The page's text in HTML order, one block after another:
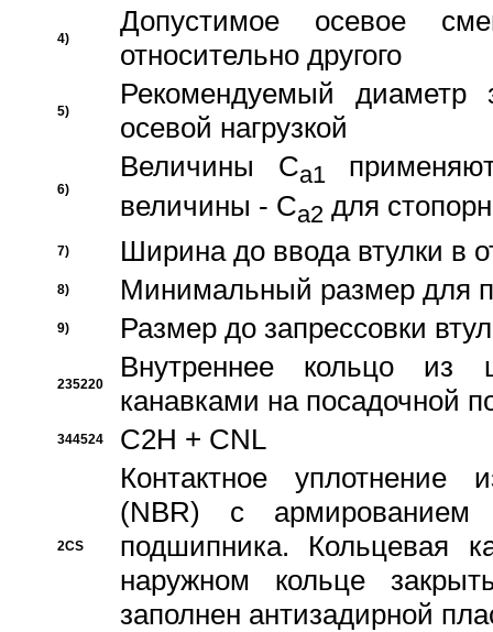
4)
Допустимое осевое
относительно другого
5)
Рекомендуемый диаметр
осевой нагрузкой
6)
Величины Ca1
величины - Ca2 для
7) Ширина до ввода втулки в
8) Минимальный размер для
9) Размер до запрессовки
235220
Внутреннее кольцо из
канавками на посадочной
344524 C2H + CNL
2CS
Контактное уплотнение
(NBR) с
подшипника. Кольцевая
наружном кольце
заполнен антизадирной